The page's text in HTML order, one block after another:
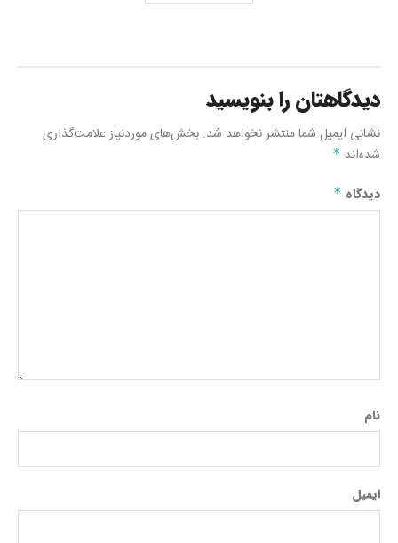
دیدگاهتان را بنویسید
نشانی ایمیل شما منتشر نخواهد شد.بخش‌های موردنیاز علامت‌گذاری
شده‌اند*
دیدگاه*
نام
ایمیل